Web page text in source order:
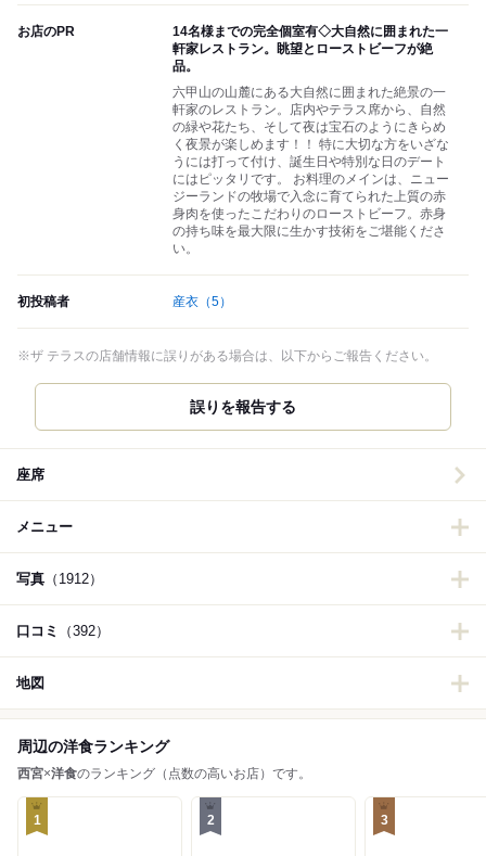
お店のPR
14名様までの完全個室有◇大自然に囲まれた一
軒家レストラン。眺望とローストビーフが絶
品。
六甲山の山麓にある大自然に囲まれた絶景の一
軒家のレストラン。店内やテラス席から、自然
の緑や花たち、そして夜は宝石のようにきらめ
く夜景が楽しめます！！ 特に大切な方をいざな
うには打って付け、誕生日や特別な日のデート
にはピッタリです。 お料理のメインは、ニュー
ジーランドの牧場で入念に育てられた上質の赤
身肉を使ったこだわりのローストビーフ。赤身
の持ち味を最大限に生かす技術をご堪能くださ
い。
初投稿者 産衣 （5）
※ザ テラスの店舗情報に誤りがある場合は、以下からご報告ください。
誤りを報告する
座席
メニュー
写真 （1912）
口コミ （392）
地図
周辺の洋食ランキング
西宮×洋食のランキング（点数の高いお店）です。
1 2 3